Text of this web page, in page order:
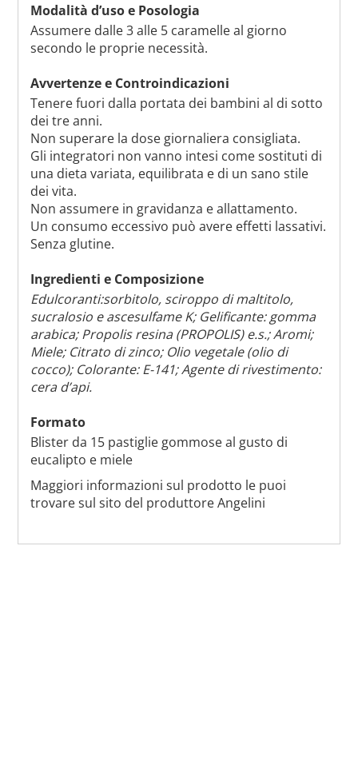
Modalità d’uso e Posologia
Assumere dalle 3 alle 5 caramelle al giorno
secondo le proprie necessità.
Avvertenze e Controindicazioni
Tenere fuori dalla portata dei bambini al di sotto
dei tre anni.
Non superare la dose giornaliera consigliata.
Gli integratori non vanno intesi come sostituti di
una dieta variata, equilibrata e di un sano stile
dei vita.
Non assumere in gravidanza e allattamento.
Un consumo eccessivo può avere effetti lassativi.
Senza glutine.
Ingredienti e Composizione
Edulcoranti:sorbitolo, sciroppo di maltitolo,
sucralosio e ascesulfame K; Gelificante: gomma
arabica; Propolis resina (PROPOLIS) e.s.; Aromi;
Miele; Citrato di zinco; Olio vegetale (olio di
cocco); Colorante: E-141; Agente di rivestimento:
cera d’api.
Formato
Blister da 15 pastiglie gommose al gusto di
eucalipto e miele
Maggiori informazioni sul prodotto le puoi
trovare sul sito del produttore Angelini